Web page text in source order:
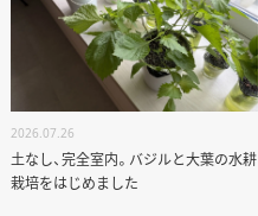
2026.07.26
土なし、完全室内。バジルと大葉の水耕
栽培をはじめました